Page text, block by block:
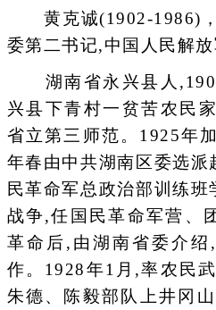
黄克诚(1902-1986)，
委第二书记,中国人民解放
湖南省永兴县人
兴县下青村一贫苦农民
省立第三师范。1925年
年春由中共湖南区委选派
民革命军总政治部训练
战争,任国民革命军营、
革命后,由湖南省委介绍
作。1928年1月,率农民
朱德、陈毅部队上井冈